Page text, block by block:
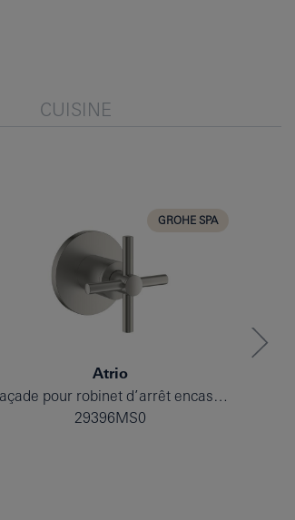
CUISINE
GROHE SPA
Atrio
Façade pour robinet d’arrêt encastré
29396MS0